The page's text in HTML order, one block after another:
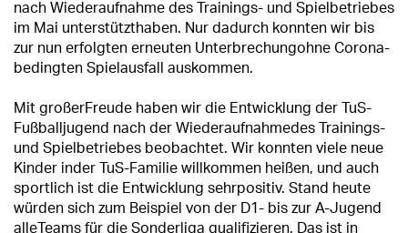
nach Wiederaufnahme des Trainings- und Spielbetriebes
im Mai unterstützthaben. Nur dadurch konnten wir bis
zur nun erfolgten erneuten Unterbrechungohne Corona-
bedingten Spielausfall auskommen.
Mit großerFreude haben wir die Entwicklung der TuS-
Fußballjugend nach der Wiederaufnahmedes Trainings-
und Spielbetriebes beobachtet. Wir konnten viele neue
Kinder inder TuS-Familie willkommen heißen, und auch
sportlich ist die Entwicklung sehrpositiv. Stand heute
würden sich zum Beispiel von der D1- bis zur A-Jugend
alleTeams für die Sonderliga qualifizieren. Das ist in